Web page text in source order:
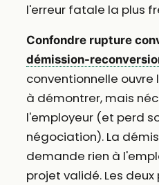
l'erreur fatale la plus
Confondre rupture
démission-
conventionnelle
à démontrer, mais
l'employeur (et perd
négociation). La
demande rien à
projet validé. Les